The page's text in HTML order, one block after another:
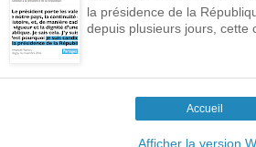
la présidence de la
depuis plusieurs jours, cette
Accueil
Afficher la version